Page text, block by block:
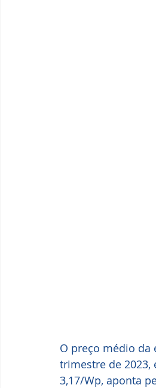
O preço médio da
trimestre de
3,17/Wp, aponta